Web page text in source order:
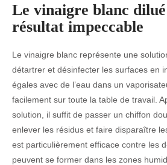
Le vinaigre blanc
résultat impeccable
Le vinaigre blanc représente une
détartrer et désinfecter les surfaces en
égales avec de l’eau dans un
facilement sur toute la table de travail.
solution, il suffit de passer un chiffon
enlever les résidus et faire disparaître
est particulièrement efficace contre les
peuvent se former dans les zones